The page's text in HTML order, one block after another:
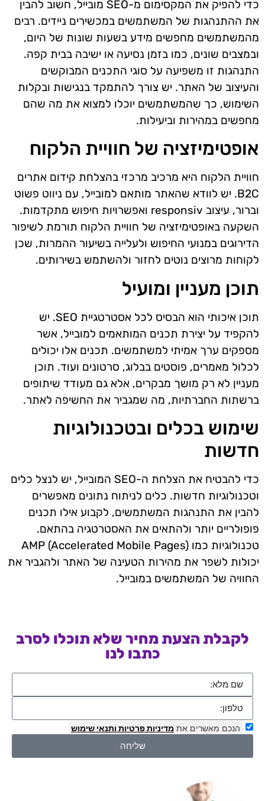
כדי להפיק את המקסימום מ-SEO מובייל, חשוב להבין
את ההתנהגות של המשתמשים במכשירים ניידים. רבים
מהמשתמשים מחפשים מידע בשעות שונות של היום,
ובמצבים שונים, כמו בזמן נסיעה או ישיבה בבית קפה.
התנהגות זו משפיעה על סוגי התכנים המבוקשים
והעיצוב של האתר. יש צורך להתמקד בנגישות ובקלות
השימוש, כך שהמשתמשים יוכלו למצוא את מה שהם
מחפשים במהירות וביעילות.
אופטימיזציה של חוויית הלקוח
חוויית הלקוח היא מרכיב מרכזי בהצלחת קידום אתרים
B2C. יש לוודא שהאתר מותאם למובייל, עם ניווט פשוט
וברור, עיצוב responsiv ואפשרויות חיפוש מתקדמות.
השקעה באופטימיזציה של חוויית הלקוח תורמת לשיפור
הדירוגים במנועי החיפוש ולעלייה בשיעור ההמרות, שכן
לקוחות מרוצים נוטים לחזור ולהשתמש בשירותים.
תוכן מעניין ומועיל
תוכן איכותי הוא הבסיס לכל אסטרטגיית SEO. יש
להקפיד על יצירת תכנים המותאמים למובייל, אשר
מספקים ערך אמיתי למשתמשים. תכנים אלו יכולים
לכלול מאמרים, פוסטים בבלוג, סרטונים ועוד. תוכן
מעניין לא רק מושך מבקרים, אלא גם מעודד שיתופים
ברשתות החברתיות, מה שמגביר את החשיפה לאתר.
שימוש בכלים ובטכנולוגיות
חדשות
כדי להבטיח את הצלחת ה-SEO המובייל, יש לנצל כלים
וטכנולוגיות חדשות. כלים לניתוח נתונים מאפשרים
להבין את התנהגות המשתמשים, לקבוע אילו תכנים
פופולריים יותר ולהתאים את האסטרטגיה בהתאם.
טכנולוגיות כמו AMP (Accelerated Mobile Pages)
יכולות לשפר את מהירות הטעינה של האתר ולהגביר את
החוויה של המשתמשים במובייל.
לקבלת הצעת מחיר שלא תוכלו לסרב
כתבו לנו
הנכם מאשרים את מדיניות פרטיות ותנאי שימוש
שליחה